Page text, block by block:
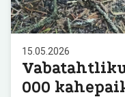
15.05.2026
000